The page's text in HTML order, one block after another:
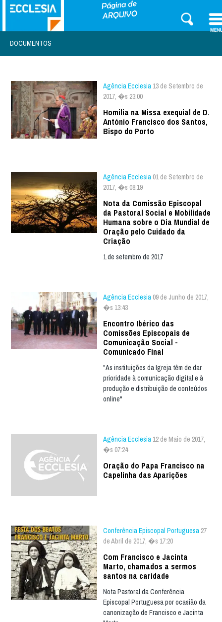
DOCUMENTOS
Agência Ecclesia 13 de Setembro de
2017, �s 23:00
Homilia na Missa exequial de D.
António Francisco dos Santos,
Bispo do Porto
Agência Ecclesia 01 de Setembro de
2017, �s 08:19
Nota da Comissão Episcopal
da Pastoral Social e Mobilidade
Humana sobre o Dia Mundial de
Oração pelo Cuidado da
Criação
1 de setembro de 2017
Agência Ecclesia 09 de Junho de 2017,
�s 13:43
Encontro Ibérico das
Comissões Episcopais de
Comunicação Social -
Comunicado Final
"As instituições da Igreja têm de dar
prioridade à comunicação digital e à
produção e distribuição de conteúdos
online"
Agência Ecclesia 12 de Maio de 2017,
�s 07:24
Oração do Papa Francisco na
Capelinha das Aparições
Conferência Episcopal Portuguesa 27
de Abril de 2017, �s 17:20
Com Francisco e Jacinta
Marto, chamados a sermos
santos na caridade
Nota Pastoral da Conferência
Episcopal Portuguesa por ocasião da
canonização de Francisco e Jacinta